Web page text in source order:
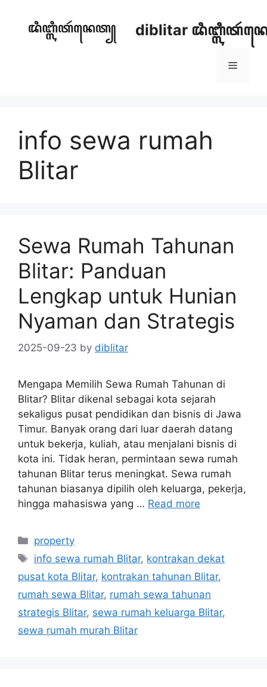
content
diblitar
Menu
info sewa rumah
Blitar
Sewa Rumah Tahunan
Blitar: Panduan
Lengkap untuk Hunian
Nyaman dan Strategis
2025-09-23 by diblitar
Mengapa Memilih Sewa Rumah Tahunan di
Blitar? Blitar dikenal sebagai kota sejarah
sekaligus pusat pendidikan dan bisnis di Jawa
Timur. Banyak orang dari luar daerah datang
untuk bekerja, kuliah, atau menjalani bisnis di
kota ini. Tidak heran, permintaan sewa rumah
tahunan Blitar terus meningkat. Sewa rumah
tahunan biasanya dipilih oleh keluarga, pekerja,
hingga mahasiswa yang … Read more
Categories
property
Tags
info sewa rumah Blitar, kontrakan dekat
pusat kota Blitar, kontrakan tahunan Blitar,
rumah sewa Blitar, rumah sewa tahunan
strategis Blitar, sewa rumah keluarga Blitar,
sewa rumah murah Blitar